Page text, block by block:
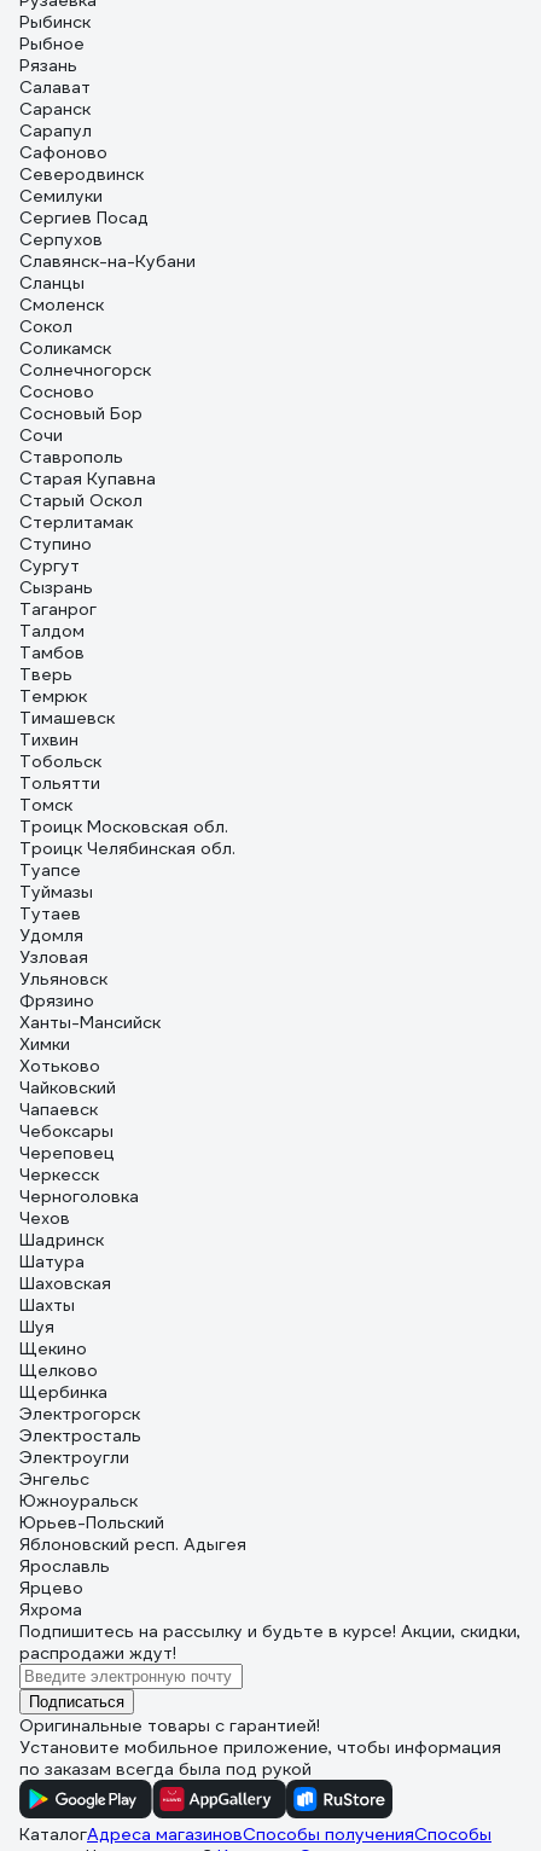
Рыбинск
Рыбное
Рязань
Салават
Саранск
Сарапул
Сафоново
Северодвинск
Семилуки
Сергиев Посад
Серпухов
Славянск-на-Кубани
Сланцы
Смоленск
Сокол
Соликамск
Солнечногорск
Сосново
Сосновый Бор
Сочи
Ставрополь
Старая Купавна
Старый Оскол
Стерлитамак
Ступино
Сургут
Сызрань
Таганрог
Талдом
Тамбов
Тверь
Темрюк
Тимашевск
Тихвин
Тобольск
Тольятти
Томск
Троицк Московская обл.
Троицк Челябинская обл.
Туапсе
Туймазы
Тутаев
Удомля
Узловая
Ульяновск
Фрязино
Ханты-Мансийск
Химки
Хотьково
Чайковский
Чапаевск
Чебоксары
Череповец
Черкесск
Черноголовка
Чехов
Шадринск
Шатура
Шаховская
Шахты
Шуя
Щекино
Щелково
Щербинка
Электрогорск
Электросталь
Электроугли
Энгельс
Южноуральск
Юрьев-Польский
Яблоновский респ. Адыгея
Ярославль
Ярцево
Яхрома
Подпишитесь на рассылку и будьте в курсе! Акции, скидки,
распродажи ждут!
Подписаться
Оригинальные товары с гарантией!
Установите мобильное приложение, чтобы информация
по заказам всегда была под рукой
КаталогАдреса магазиновСпособы полученияСпособы